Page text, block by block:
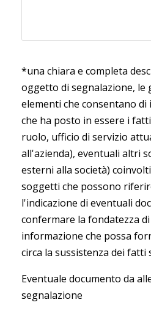
*una chiara e completa
oggetto di segnalazione, le
elementi che consentano
che ha posto in essere i
ruolo, ufficio di servizio
all'azienda), eventuali altri
esterni alla società)
soggetti che possono
l'indicazione di eventuali
confermare la fondatezza
informazione che possa
circa la sussistenza dei fatti
Eventuale documento da
segnalazione